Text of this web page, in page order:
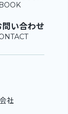
問い合わせ
社